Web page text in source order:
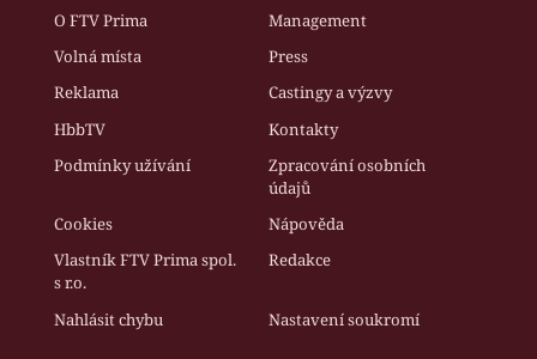
O FTV Prima
Management
Volná místa
Press
Reklama
Castingy a výzvy
HbbTV
Kontakty
Podmínky užívání
Zpracování osobních
údajů
Cookies
Nápověda
Vlastník FTV Prima spol.
s r.o.
Redakce
Nahlásit chybu Nastavení soukromí